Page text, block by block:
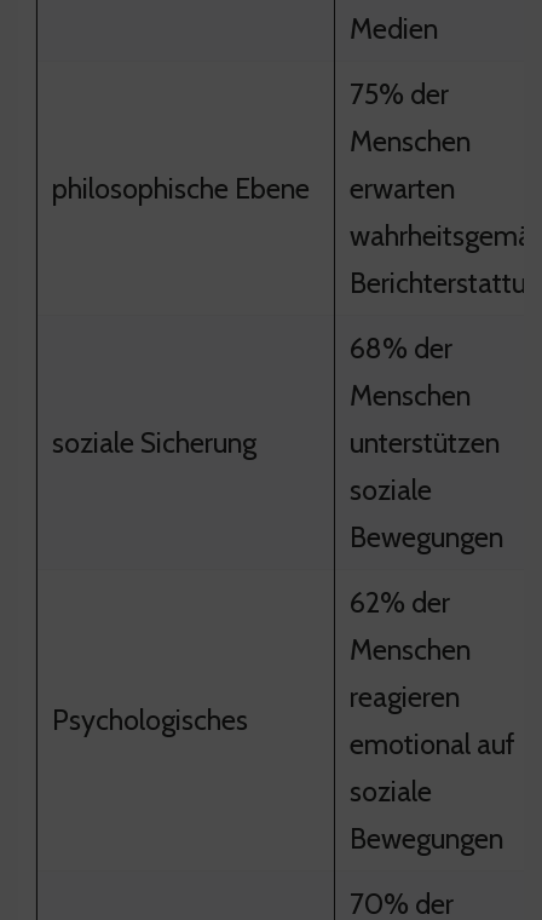
Medien
philosophische Ebene
75% der
Menschen
erwarten
soziale Sicherung
68% der
Menschen
unterstützen
soziale
Bewegungen
Psychologisches
62% der
Menschen
reagieren
emotional auf
soziale
Bewegungen
70% der